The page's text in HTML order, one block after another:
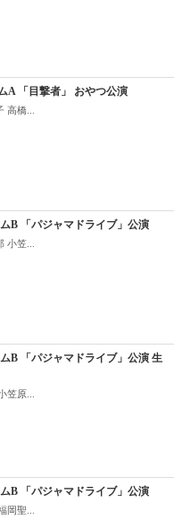
A 「目撃者」 おやつ公演
高橋...
B 「パジャマドライブ」公演
小笠...
B 「パジャマドライブ」公演 生
笠原...
B 「パジャマドライブ」公演
岡聖...